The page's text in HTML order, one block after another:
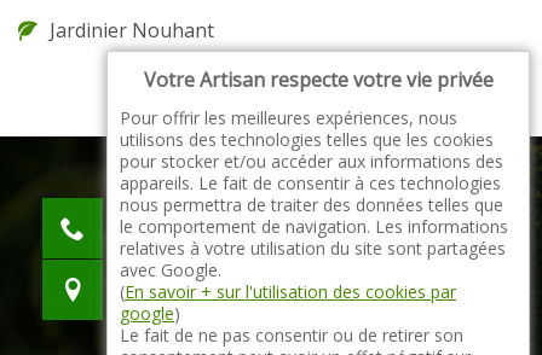
Jardinier Nouhant
indisponible
indisponible
indisponible
Votre Artisan respecte votre vie privée
Pour offrir les meilleures expériences, nous
utilisons des technologies telles que les cookies
pour stocker et/ou accéder aux informations des
appareils. Le fait de consentir à ces technologies
nous permettra de traiter des données telles que
le comportement de navigation. Les informations
relatives à votre utilisation du site sont partagées
avec Google.
(En savoir + sur l'utilisation des cookies par
google)
Le fait de ne pas consentir ou de retirer son